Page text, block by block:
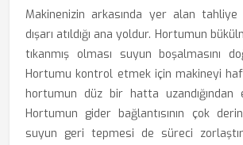
Makinenizin arkasında yer alan
dışarı atıldığı ana yoldur. Hortumun
tıkanmış olması suyun boşalmasını
Hortumu kontrol etmek için makineyi
hortumun düz bir hatta uzandığından
Hortumun gider bağlantısının çok
suyun geri tepmesi de süreci